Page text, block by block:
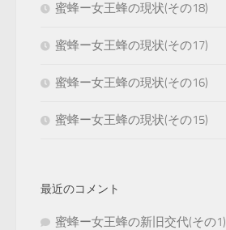
蜜蜂ー女王蜂の現状(その18)
蜜蜂ー女王蜂の現状(その17)
蜜蜂ー女王蜂の現状(その16)
蜜蜂ー女王蜂の現状(その15)
最近のコメント
蜜蜂ー女王蜂の新旧交代(その1)